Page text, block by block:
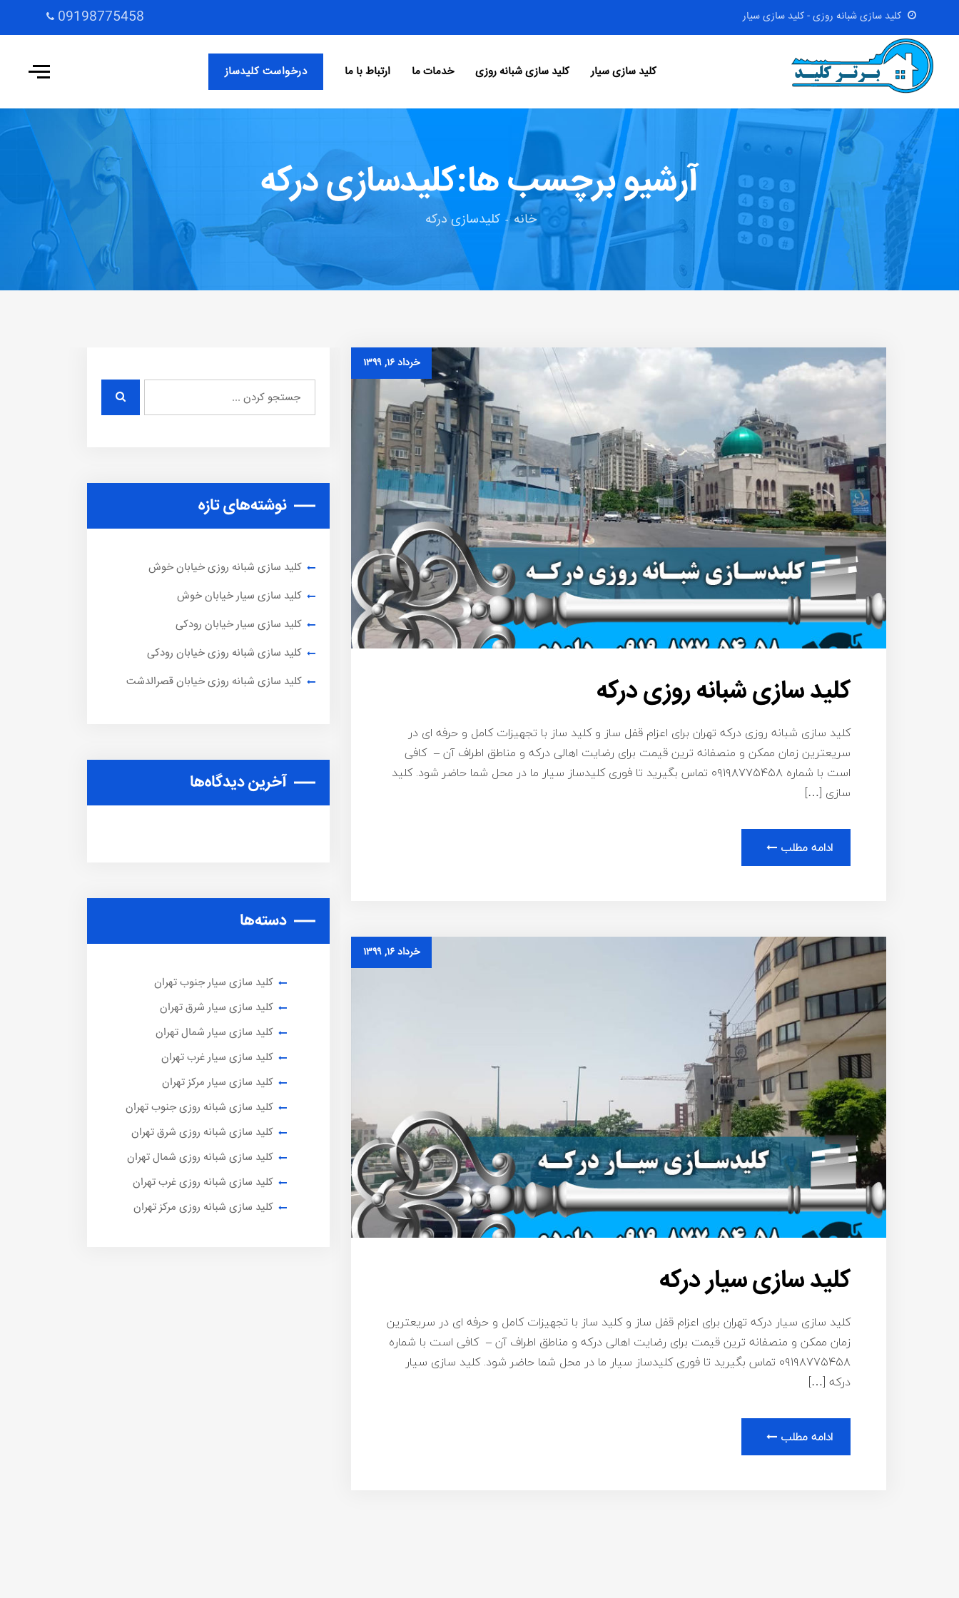
کلید سازی شبانه روزی - کلید سازی سیار 09198775458
کلید سازی سیار کلید سازی شبانه روزی خدمات ما ارتباط با ما درخواست کلیدساز
آرشیو برچسب ها:کلیدسازی درکه
خانه کلیدسازی درکه
خرداد ۱۶, ۱۳۹۹
کلید سازی شبانه روزی درکه
کلید سازی شبانه روزی درکه تهران برای اعزام قفل ساز و کلید ساز با تجهیزات کامل و حرفه ای در
سریعترین زمان ممکن و منصفانه ترین قیمت برای رضایت اهالی درکه و مناطق اطراف آن – کافی
است با شماره ۰۹۱۹۸۷۷۵۴۵۸ تماس بگیرید تا فوری کلیدساز سیار ما در محل شما حاضر شود. کلید
سازی […]
ادامه مطلب
خرداد ۱۶, ۱۳۹۹
کلید سازی سیار درکه
کلید سازی سیار درکه تهران برای اعزام قفل ساز و کلید ساز با تجهیزات کامل و حرفه ای در سریعترین
زمان ممکن و منصفانه ترین قیمت برای رضایت اهالی درکه و مناطق اطراف آن – کافی است با شماره
۰۹۱۹۸۷۷۵۴۵۸ تماس بگیرید تا فوری کلیدساز سیار ما در محل شما حاضر شود. کلید سازی سیار
درکه […]
ادامه مطلب
نوشته‌های تازه
کلید سازی شبانه روزی خیابان خوش
کلید سازی سیار خیابان خوش
کلید سازی سیار خیابان رودکی
کلید سازی شبانه روزی خیابان رودکی
کلید سازی شبانه روزی خیابان قصرالدشت
آخرین دیدگاه‌ها
دسته‌ها
کلید سازی سیار جنوب تهران
کلید سازی سیار شرق تهران
کلید سازی سیار شمال تهران
کلید سازی سیار غرب تهران
کلید سازی سیار مرکز تهران
کلید سازی شبانه روزی جنوب تهران
کلید سازی شبانه روزی شرق تهران
کلید سازی شبانه روزی شمال تهران
کلید سازی شبانه روزی غرب تهران
کلید سازی شبانه روزی مرکز تهران